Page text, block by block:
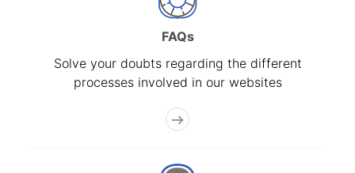
FAQs
Solve your doubts regarding the different
processes involved in our websites